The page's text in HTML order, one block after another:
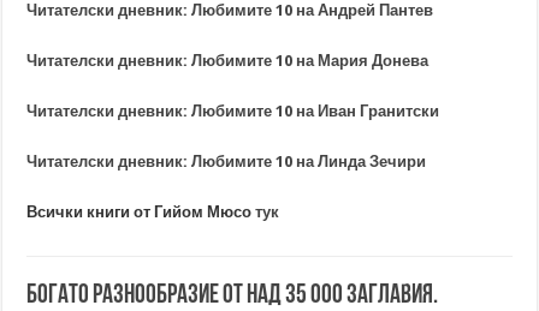
Читателски дневник: Любимите 10 на Андрей Пантев
Читателски дневник: Любимите 10 на Мария Донева
Читателски дневник: Любимите 10 на Иван Гранитски
Читателски дневник: Любимите 10 на Линда Зечири
Всички книги от Гийом Мюсотук
Богато разнообразие от над 35 000 заглавия.